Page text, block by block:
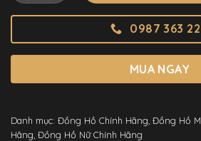
0987 363
MUA NGAY
Danh mục: Đồng Hồ Chính Hãng Đồng Hồ
Hãng Đồng Hồ Nữ Chính Hãng